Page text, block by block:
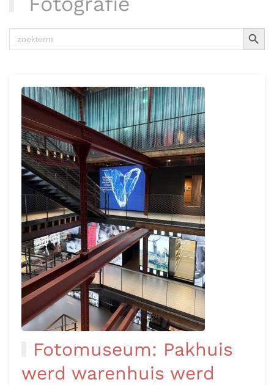
Zoek
naar:
Fotomuseum: Pakhuis
werd warenhuis werd